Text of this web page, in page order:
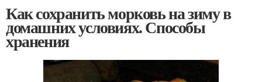
Как сохранить морковь на зиму в
домашних условиях. Способы
хранения